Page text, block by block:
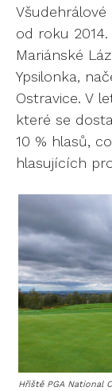
od roku
Mariánské
Ypsilonka,
Ostravice. V
které se
10 % hlasů,
hlasujících
Hřiště PGA National